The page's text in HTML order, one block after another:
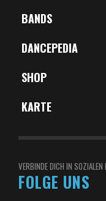
BANDS
DANCEPEDIA
SHOP
KARTE
VERBINDE DICH IN SOZIALEN
FOLGE UNS